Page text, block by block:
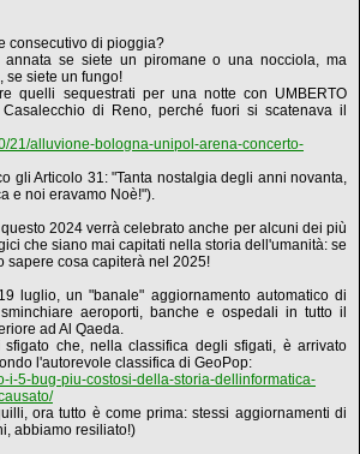
consecutivo di pioggia?
se siete un piromane o una nocciola, ma
se siete un fungo!
quelli sequestrati per una notte con UMBERTO
di Reno, perché fuori si scatenava il
21/alluvione-bologna-unipol-arena-concerto-
gli Articolo 31: "Tanta nostalgia degli anni novanta,
e noi eravamo Noè!").
2024 verrà celebrato anche per alcuni dei più
che siano mai capitati nella storia dell'umanità: se
sapere cosa capiterà nel 2025!
luglio, un "banale" aggiornamento automatico di
aeroporti, banche e ospedali in tutto il
ad Al Qaeda.
che, nella classifica degli sfigati, è arrivato
l'autorevole classifica di GeoPop:
i-5-bug-piu-costosi-della-storia-dellinformatica-
ora tutto è come prima: stessi aggiornamenti di
abbiamo resiliato!)